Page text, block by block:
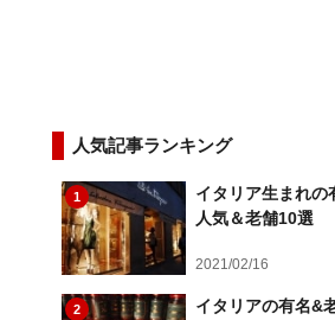
人気記事ランキング
1
イタリア生まれの
人気＆老舗10選
2021/02/16
2
イタリアの有名&